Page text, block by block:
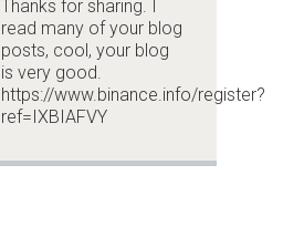
Thanks for sharing. I
read many of your blog
posts, cool, your blog
is very good.
https://www.binance.info/register?
ref=IXBIAFVY